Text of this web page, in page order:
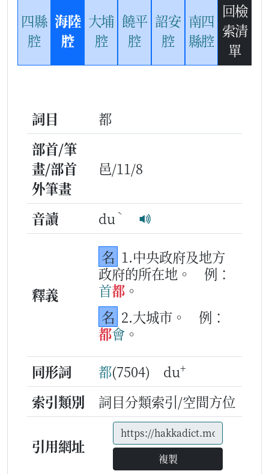
四縣
腔
海陸
腔
大埔
腔
饒平
腔
詔安
腔
南四
縣腔
回檢
索清
單
詞目
都
部首/筆
畫/部首
外筆畫
邑/11/8
音讀 du ˋ
釋義
名 1.中央政府及地方
政府的所在地。
例：
首都 。
名 2.大城市。
例：
都會 。
同形詞
都(7504) du+
索引類別 詞目分類索引/空間方位
引用網址
複製